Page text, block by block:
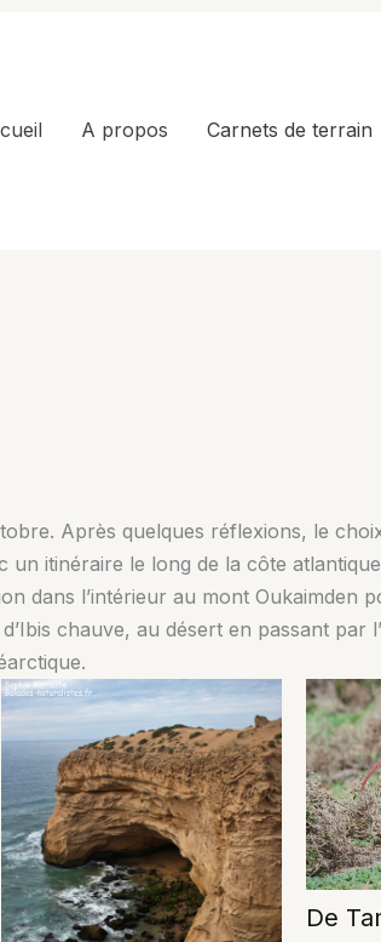
A propos Carnets de terrain
Après quelques réflexions, le
itinéraire le long de la côte
dans l’intérieur au mont Oukaimden
chauve, au désert en passant par
De